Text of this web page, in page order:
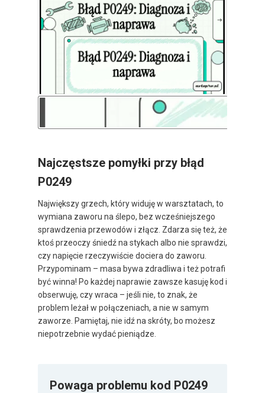
Najczęstsze pomyłki przy błąd
P0249
Największy grzech, który widuję w warsztatach, to
wymiana zaworu na ślepo, bez wcześniejszego
sprawdzenia przewodów i złącz. Zdarza się też, że
ktoś przeoczy śniedź na stykach albo nie sprawdzi,
czy napięcie rzeczywiście dociera do zaworu.
Przypominam – masa bywa zdradliwa i też potrafi
być winna! Po każdej naprawie zawsze kasuję kod i
obserwuję, czy wraca – jeśli nie, to znak, że
problem leżał w połączeniach, a nie w samym
zaworze. Pamiętaj, nie idź na skróty, bo możesz
niepotrzebnie wydać pieniądze.
Powaga problemu kod P0249